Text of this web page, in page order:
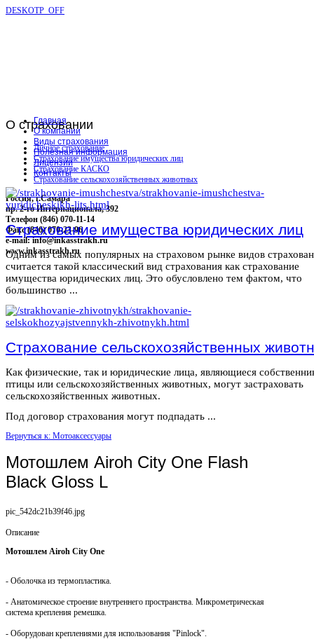
DESKOTP_OFF
О страховании
Личное страхование
Страхование имущества юридических лиц
Страхование КАСКО
Страхование сельскохозяйственных животных
Россия, г.Самара
пр. 2-го Интернационала, 392
Телефон (846) 070-11-14
Факс (846) 070-23-96
e-mail: info@inkasstrakh.ru
www.inkasstrakh.ru
Главная
О компании
Виды страхования
Полезная информация
Лицензии
Контакты
Страхование имущества юридических лиц
Одним из самых популярных на страховом рынке видов
считается такой классический вид страхования как страхование
имущества юридических лиц. Это обусловлено тем фактом, что
большинство ...
Страхование сельскохозяйственных
Как физические, так и юридические лица, являющиеся
птицы или сельскохозяйственных животных, могут застраховать
сельскохозяйственных животных.
Под договор страхования могут подпадать ...
Вернуться к: Мотоаксессуары
Мотошлем Airoh City One Flash
Black Gloss L
pic_542dc21b39f46.jpg
Описание
Мотошлем Airoh City One
- Оболочка из термопластика.
- Анатомическое строение внутреннего пространства. Микрометрическая
система крепления ремешка.
- Оборудован креплениями для использования "Pinlock".